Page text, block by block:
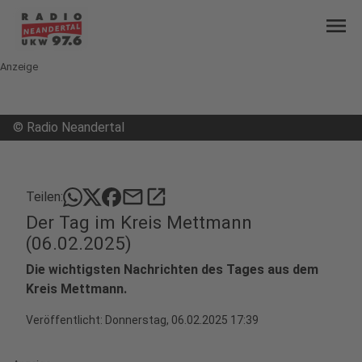
menu
Anzeige
© Radio Neandertal
Teilen: mailopen_in_new
Der Tag im Kreis Mettmann
(06.02.2025)
Die wichtigsten Nachrichten des Tages aus dem
Kreis Mettmann.
Veröffentlicht: Donnerstag, 06.02.2025 17:39